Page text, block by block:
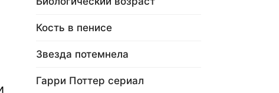
Кость в пенисе
Звезда потемнела
Гарри Поттер сериал